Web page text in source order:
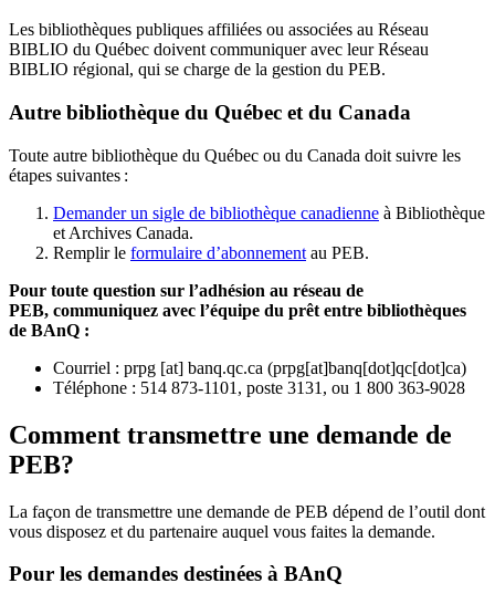
Les bibliothèques publiques affiliées ou associées au Réseau
BIBLIO du Québec doivent communiquer avec leur Réseau
BIBLIO régional, qui se charge de la gestion du PEB.
Autre bibliothèque du Québec et du Canada
Toute autre bibliothèque du Québec ou du Canada doit suivre les
étapes suivantes :
Demander un sigle de bibliothèque canadienne à Bibliothèque
et Archives Canada.
Remplir le formulaire d’abonnement au PEB.
Pour toute question sur l’adhésion au réseau de
PEB, communiquez avec l’équipe du prêt entre bibliothèques
de BAnQ :
Courriel : prpg [at] banq.qc.ca (prpg[at]banq[dot]qc[dot]ca)
Téléphone : 514 873-1101, poste 3131, ou 1 800 363-9028
Comment transmettre une demande de
PEB?
La façon de transmettre une demande de PEB dépend de l’outil dont
vous disposez et du partenaire auquel vous faites la demande.
Pour les demandes destinées à BAnQ